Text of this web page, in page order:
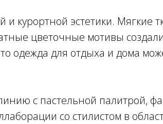
эстетики. Мягкие
цветочные мотивы
одежда для отдыха и дома
с пастельной палитрой,
со стилистом в